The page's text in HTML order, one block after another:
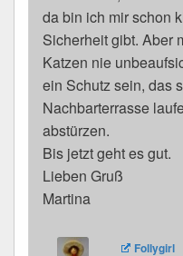
da bin ich mir schon
Sicherheit gibt. Aber
Katzen nie
ein Schutz sein, das
Nachbarterrasse
abstürzen.
Bis jetzt geht es gut.
Lieben Gruß
Martina
Follygirl